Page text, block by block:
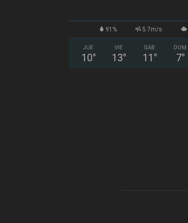
91% 5.7m/s
JUE
10°
VIE
13°
SÁB
11 °
DOM
7°